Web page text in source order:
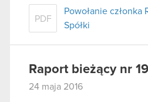
korzystanie z naszej
używanie plików cookie.
PDF
Powołanie członka
Spółki
Raport bieżący nr
24 maja 2016